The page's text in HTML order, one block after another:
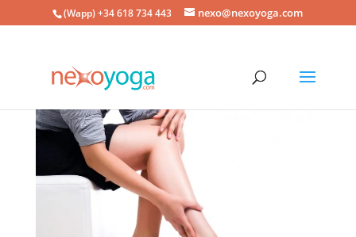
(Wapp) +34 618 734 443 nexo@nexoyoga.com